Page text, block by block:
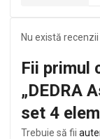
Nu există
Fii primul
„DEDRA
set 4
Trebuie să fii